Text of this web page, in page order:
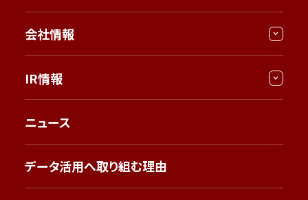
会社情報
IR情報
ニュース
データ活用へ取り組む理由